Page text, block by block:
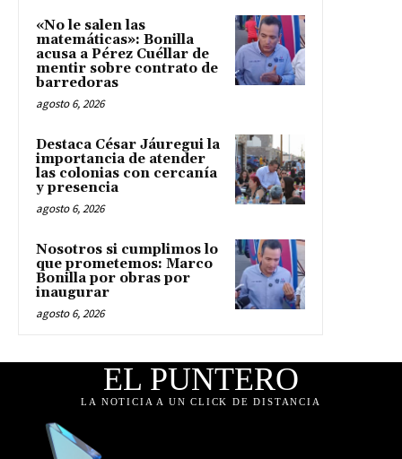
«No le salen las
matemáticas»: Bonilla
acusa a Pérez Cuéllar de
mentir sobre contrato de
barredoras
agosto 6, 2026
Destaca César Jáuregui la
importancia de atender
las colonias con cercanía
y presencia
agosto 6, 2026
Nosotros si cumplimos lo
que prometemos: Marco
Bonilla por obras por
inaugurar
agosto 6, 2026
EL PUNTERO
LA NOTICIA A UN CLICK DE DISTANCIA